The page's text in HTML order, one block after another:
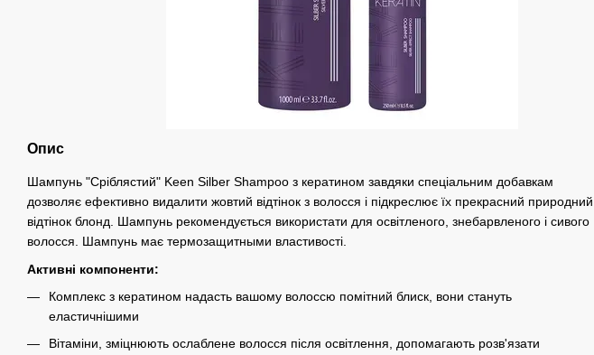
Опис
Шампунь "Сріблястий" Keen Silber Shampoo з кератином завдяки спеціальним добавкам
дозволяє ефективно видалити жовтий відтінок з волосся і підкреслює їх прекрасний природний
відтінок блонд. Шампунь рекомендується використати для освітленого, знебарвленого і сивого
волосся. Шампунь має термозащитными властивості.
Активні компоненти:
Комплекс з кератином надасть вашому волоссю помітний блиск, вони стануть
еластичнішими
Вітаміни, зміцнюють ослаблене волосся після освітлення, допомагають розв'язати